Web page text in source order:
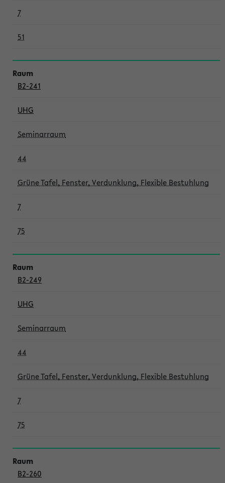
7
51
B2-241
UHG
Seminarraum
44
Grüne Tafel, Fenster, Verdunklung, Flexible Bestuhlung
7
75
B2-249
UHG
Seminarraum
44
Grüne Tafel, Fenster, Verdunklung, Flexible Bestuhlung
7
75
B2-260